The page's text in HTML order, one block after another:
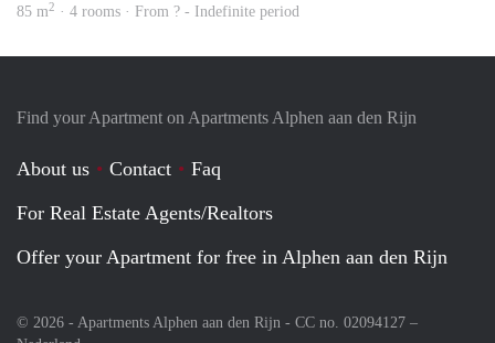
85 m2 · 4 rooms · From ? - Indefinite period
Find your Apartment on Apartments Alphen aan den Rijn
About us Contact
Faq
For Real Estate Agents/Realtors
Offer your Apartment for free in Alphen aan den Rijn
© 2026 - Apartments Alphen aan den Rijn - CC no. 02094127 –